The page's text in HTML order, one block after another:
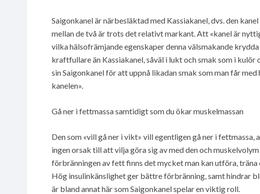
Saigonkanel är närbesläktad med Kassiakanel, dvs. den
mellan de två är trots det relativt markant. Att «kanel är
vilka hälsofrämjande egenskaper denna välsmakande
kraftfullare än Kassiakanel, såväl i lukt och smak som i
sin Saigonkanel för att uppnå likadan smak som man får
kanelen».
Gå ner i fettmassa samtidigt som du ökar muskelmassan
Den som «vill gå ner i vikt» vill egentligen gå ner i fettmassa,
ingen orsak till att vilja göra sig av med den och
förbränningen av fett finns det mycket man kan utföra,
Hög insulinkänslighet ger bättre förbränning, samt hindrar
är bland annat här som Saigonkanel spelar en viktig roll.